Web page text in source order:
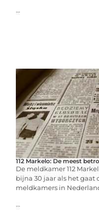
...
112 Markelo: De meest
De meldkamer 112
bijna 30 jaar als het gaat
meldkamers in
...